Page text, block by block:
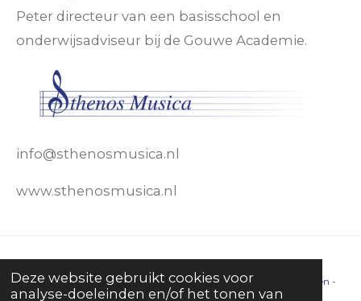
Deze website gebruikt cookies voor
analyse-doeleinden en/of het tonen van
Peter directeur van een basisschool en
onderwijsadviseur bij de Gouwe Academie.
info@sthenosmusica.nl
www.sthenosmusica.nl
Copyright © 2026 - 2021 Sthenos Musica| Alle rechten voorbehouden -